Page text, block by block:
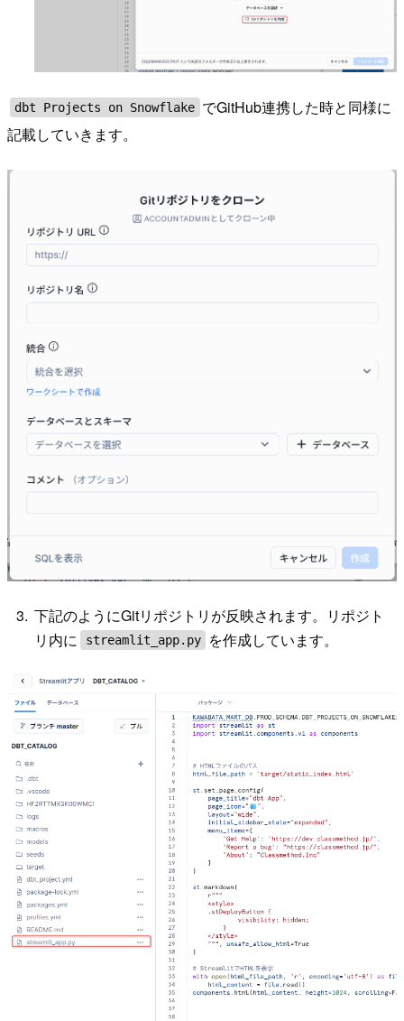
dbt Projects on Snowflake でGitHub連携した時と同様に
記載していきます。
下記のようにGitリポジトリが反映されます。リポジト
リ内に
streamlit_app.py を作成しています。